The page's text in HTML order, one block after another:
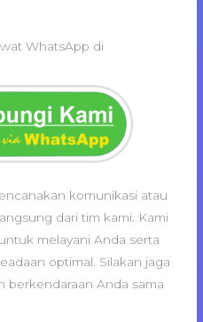
WhatsApp di
komunikasi atau
dari tim kami. Kami
melayani Anda serta
optimal. Silakan jaga
berkendaraan Anda sama